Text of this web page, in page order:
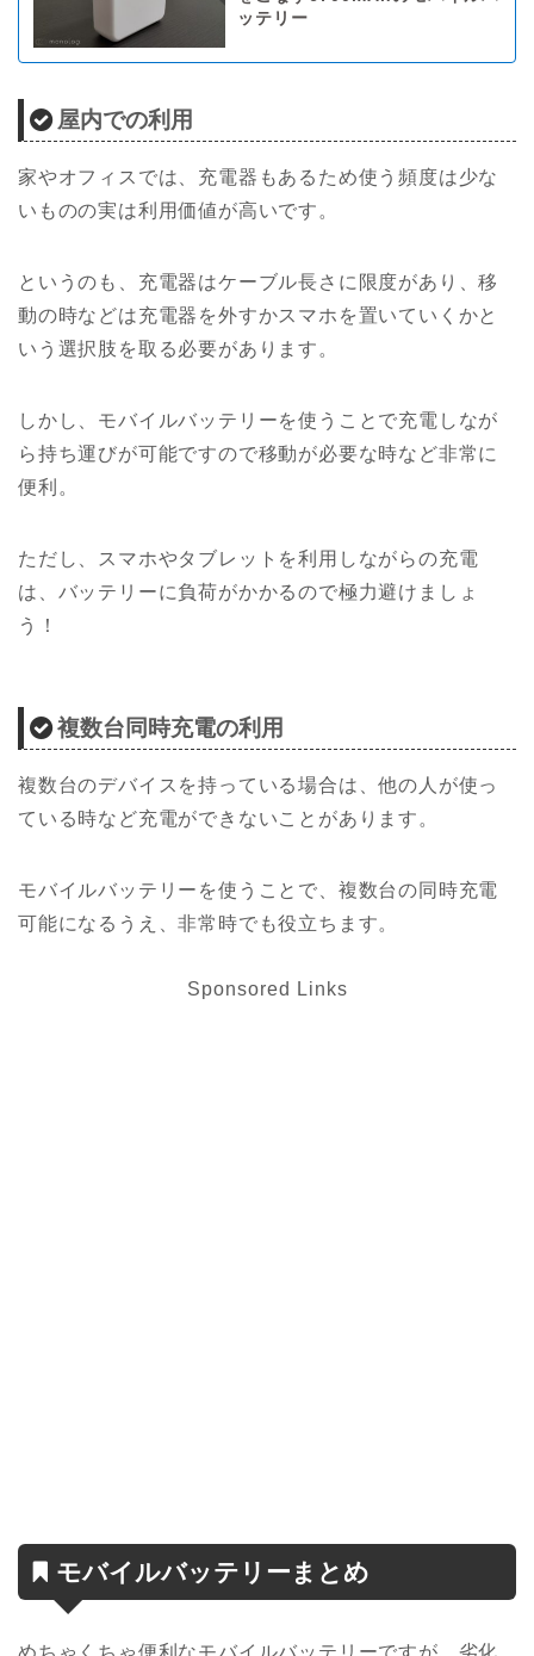
ッテリー
屋内での利用
家やオフィスでは、充電器もあるため使う頻度は少な
いものの実は利用価値が高いです。
というのも、充電器はケーブル長さに限度があり、移
動の時などは充電器を外すかスマホを置いていくかと
いう選択肢を取る必要があります。
しかし、モバイルバッテリーを使うことで充電しなが
ら持ち運びが可能ですので移動が必要な時など非常に
便利。
ただし、スマホやタブレットを利用しながらの充電
は、バッテリーに負荷がかかるので極力避けましょ
う！
複数台同時充電の利用
複数台のデバイスを持っている場合は、他の人が使っ
ている時など充電ができないことがあります。
モバイルバッテリーを使うことで、複数台の同時充電
可能になるうえ、非常時でも役立ちます。
Sponsored Links
モバイルバッテリーまとめ